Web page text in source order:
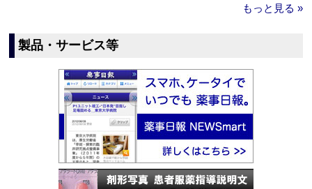
もっと見る »
製品・サービス等